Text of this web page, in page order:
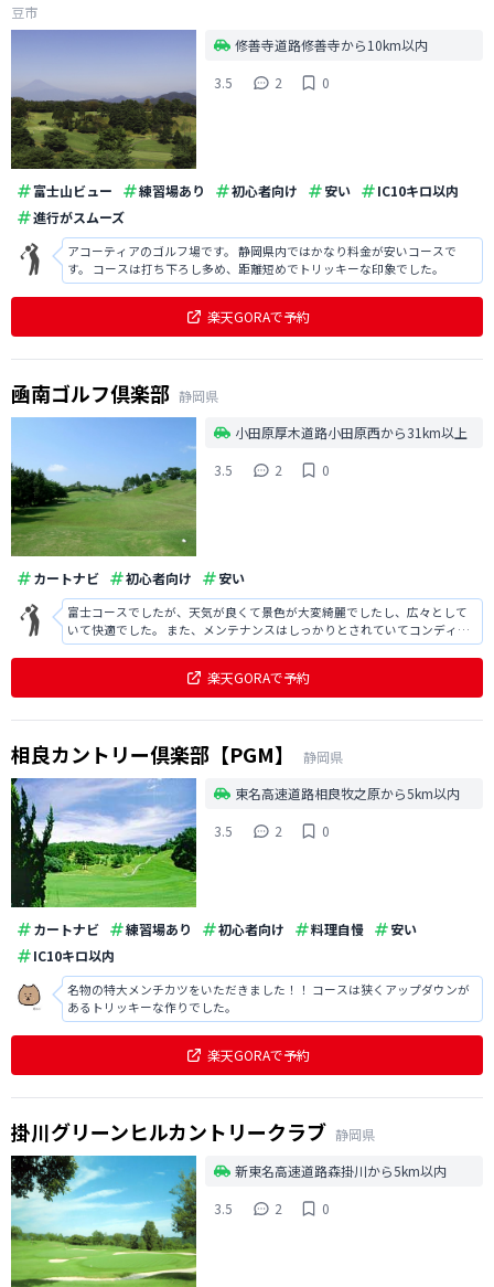
豆市
修善寺道路修善寺から10km以内
3.5
2 0
富士山ビュー 練習場あり 初心者向け 安い
IC10キロ以内
進行がスムーズ
アコーティアのゴルフ場です。 静岡県内ではかなり料金が安いコースで
す。 コースは打ち下ろし多め、距離短めでトリッキーな印象でした。
楽天GORAで予約
凾南ゴルフ倶楽部 静岡県
小田原厚木道路小田原西から31km以上
3.5
2 0
カートナビ 初心者向け 安い
富士コースでしたが、天気が良くて景色が大変綺麗でしたし、広々として
いて快適でした。 また、メンテナンスはしっかりとされていてコンディシ
ョンが良かったです。 ただ、アクセスはあまり良くないですし、食事は普
楽天GORAで予約
相良カントリー倶楽部【PGM】
静岡県
東名高速道路相良牧之原から5km以内
3.5
2 0
カートナビ 練習場あり 初心者向け 料理自慢
安い
IC10キロ以内
名物の特大メンチカツをいただきました！！ コースは狭くアップダウンが
あるトリッキーな作りでした。
楽天GORAで予約
掛川グリーンヒルカントリークラブ 静岡県
新東名高速道路森掛川から5km以内
3.5
2 0